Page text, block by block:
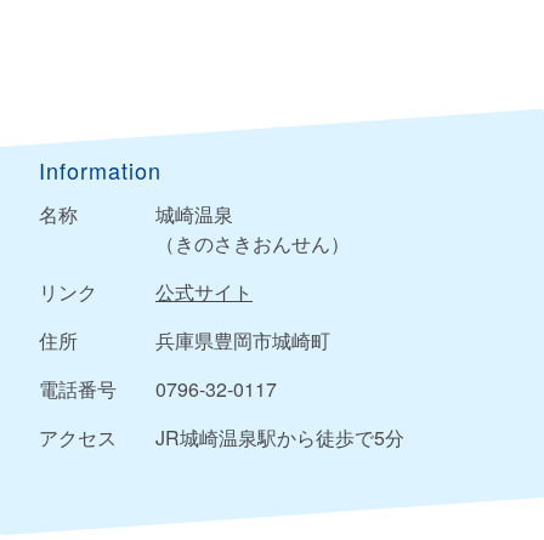
Information
名称
城崎温泉
（きのさきおんせん）
リンク
公式サイト
住所
兵庫県豊岡市城崎町
電話番号
0796-32-0117
アクセス
JR城崎温泉駅から徒歩で5分